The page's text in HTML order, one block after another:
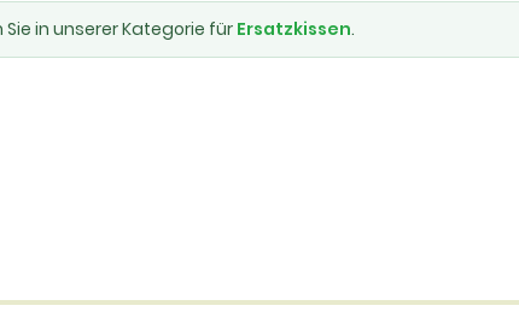
in unserer Kategorie für Ersatzkissen.